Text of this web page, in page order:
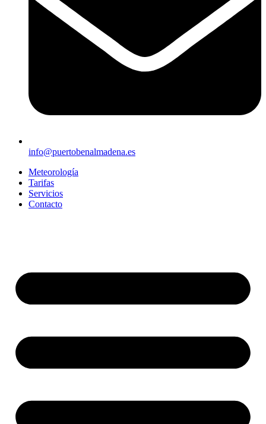
info@puertobenalmadena.es
Meteorología
Tarifas
Servicios
Contacto